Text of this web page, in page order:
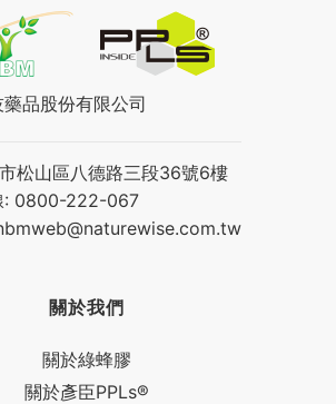
品股份有限公司
松山區八德路三段36號6樓
: 0800-222-067
關於我們
關於綠蜂膠
關於彥臣PPLs®